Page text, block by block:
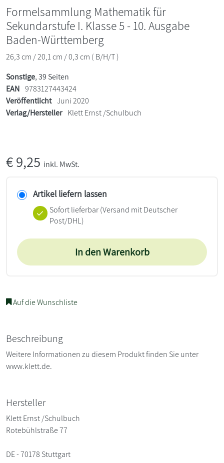
Formelsammlung Mathematik für
Sekundarstufe I. Klasse 5 - 10. Ausgabe
Baden-Württemberg
26,3 cm / 20,1 cm / 0,3 cm ( B/H/T )
Sonstige, 39 Seiten
EAN 9783127443424
Veröffentlicht Juni 2020
Verlag/Hersteller Klett Ernst /Schulbuch
€9,25 inkl. MwSt.
Artikel liefern lassen
Sofort lieferbar(Versand mit Deutscher
Post/DHL)
In den Warenkorb
Auf die Wunschliste
Beschreibung
Weitere Informationen zu diesem Produkt finden Sie unter
www.klett.de.
Hersteller
Klett Ernst /Schulbuch
Rotebühlstraße 77
DE - 70178 Stuttgart